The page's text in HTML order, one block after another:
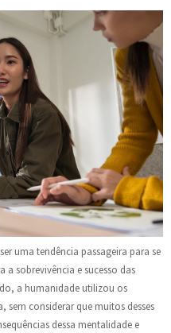
uma tendência passageira para se
sobrevivência e sucesso das
a humanidade utilizou os
sem considerar que muitos desses
dessa mentalidade e